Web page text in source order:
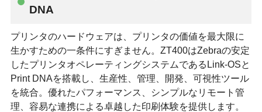
DNA
プリンタのハードウェアは、プリンタの価値を最大限に
生かすための一条件にすぎません。ZT400はZebraの安定
したプリンタオペレーティングシステムであるLink-OSと
Print DNAを搭載し、生産性、管理、開発、可視性ツール
を統合。優れたパフォーマンス、シンプルなリモート管
理、容易な連携による卓越した印刷体験を提供します。